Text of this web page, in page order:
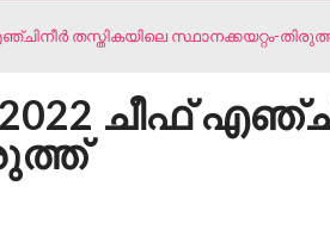
തസ്തികയിലെ സ്ഥാനക്കയറ്റം-
2022 ചീഫ്